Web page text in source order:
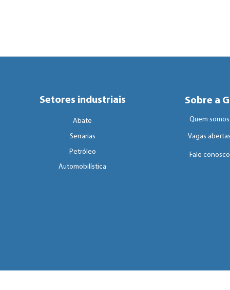
Setores industriais
Abate
Serrarias
Petróleo
Automobilística
Sobre a
Quem somos
Vagas
Fale conosco